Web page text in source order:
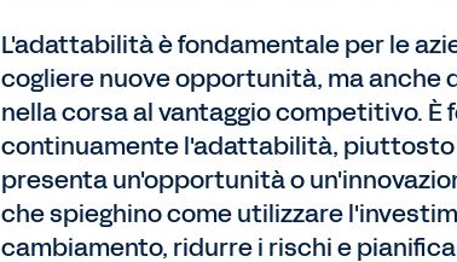
L'adattabilità è fondamentale per le
cogliere nuove opportunità, ma
nella corsa al vantaggio competitivo.
continuamente l'adattabilità, piuttosto
presenta un'opportunità o
che spieghino come utilizzare
cambiamento, ridurre i rischi e